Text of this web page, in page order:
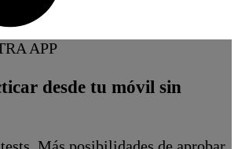
APP
desde tu móvil sin